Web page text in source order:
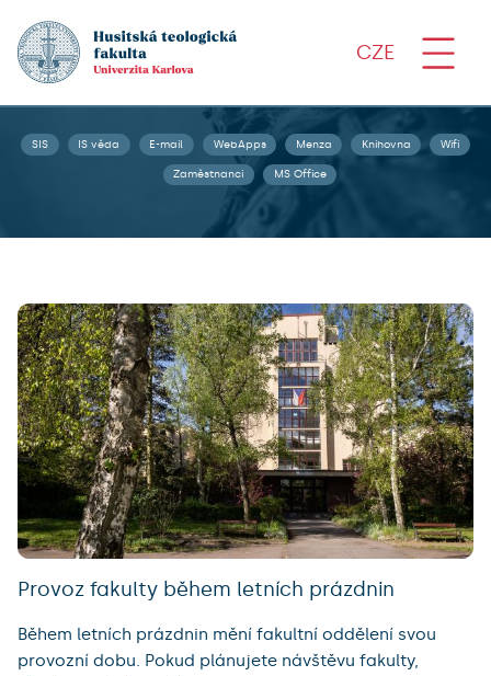
CZE
SIS IS věda E-mail WebApps Menza Knihovna Wifi
Zaměstnanci MS Office
Provoz fakulty během letních prázdnin
Během letních prázdnin mění fakultní oddělení svou
provozní dobu. Pokud plánujete návštěvu fakulty,